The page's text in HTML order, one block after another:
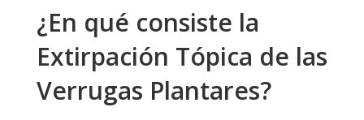
¿En qué consiste la
Extirpación Tópica de las
Verrugas Plantares?